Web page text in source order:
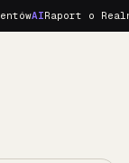
AIRaport o Realnych